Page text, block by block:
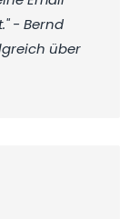
- Bernd
über